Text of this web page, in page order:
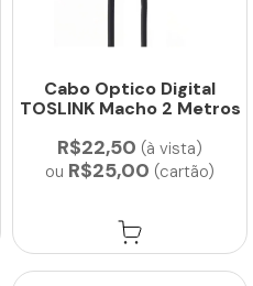
Cabo Optico Digital
TOSLINK Macho 2 Metros
R$22,50 (à vista)
ou R$25,00 (cartão)